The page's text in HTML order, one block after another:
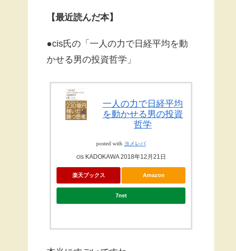
【最近読んだ本】
●cis氏の「一人の力で日経平均を動
かせる男の投資哲学」
一人の力で日経平均
を動かせる男の投資
哲学
posted with ヨメレバ
cis KADOKAWA 2018年12月21日
楽天ブックス Amazon
7net